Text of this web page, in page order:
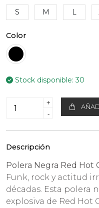
S
M L
Color
Stock disponible:30
+
-
Descripción
Polera Negra Red Hot
Funk, rock y actitud
décadas. Esta polera
explosiva de Red Hot